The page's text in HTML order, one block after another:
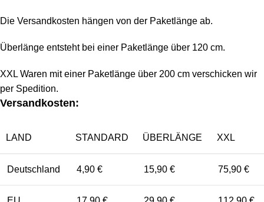
Die Versandkosten hängen von der Paketlänge ab.
Überlänge entsteht bei einer Paketlänge über 120 cm.
XXL Waren mit einer Paketlänge über 200 cm verschicken wir
per Spedition.
Versandkosten:
LAND STANDARD ÜBERLÄNGE XXL
Deutschland 4,90 € 15,90 € 75,90 €